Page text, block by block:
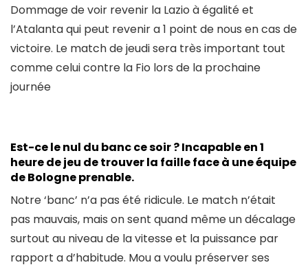
Dommage de voir revenir la Lazio à égalité et
l’Atalanta qui peut revenir a 1 point de nous en cas de
victoire. Le match de jeudi sera très important tout
comme celui contre la Fio lors de la prochaine
journée
Est-ce le nul du banc ce soir ? Incapable en 1
heure de jeu de trouver la faille face à une équipe
de Bologne prenable.
Notre ‘banc’ n’a pas été ridicule. Le match n’était
pas mauvais, mais on sent quand même un décalage
surtout au niveau de la vitesse et la puissance par
rapport a d’habitude. Mou a voulu préserver ses